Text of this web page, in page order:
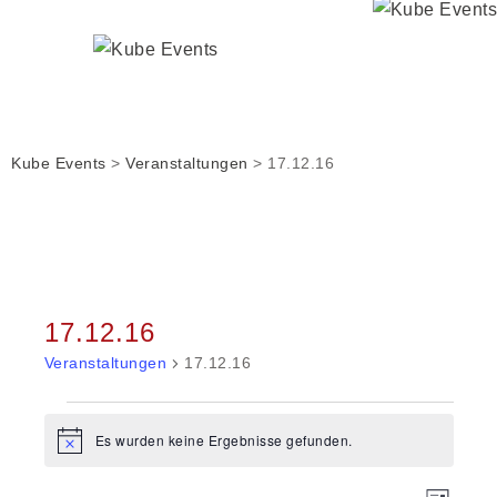
Kube Events > Veranstaltungen > 17.12.16
17.12.16
Veranstaltungen 17.12.16
HinweisEs wurden keine Ergebnisse gefunden.